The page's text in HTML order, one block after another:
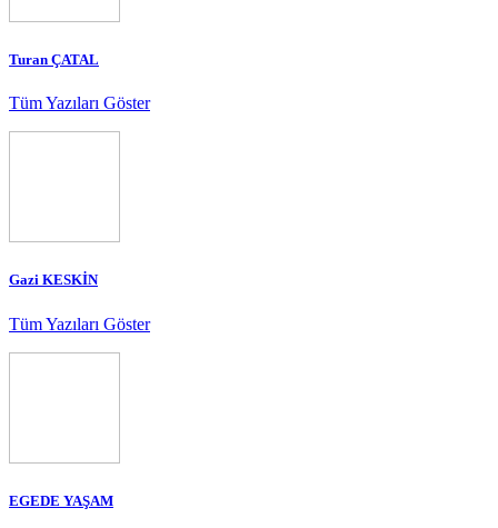
Turan ÇATAL
Tüm Yazıları Göster
Gazi KESKİN
Tüm Yazıları Göster
EGEDE YAŞAM